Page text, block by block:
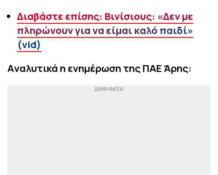
Διαβάστε επίσης: Βινίσιους: «Δεν με
πληρώνουν για να είμαι καλό παιδί»
(vid)
Aναλυτικά η ενημέρωση της ΠΑΕ Άρης: